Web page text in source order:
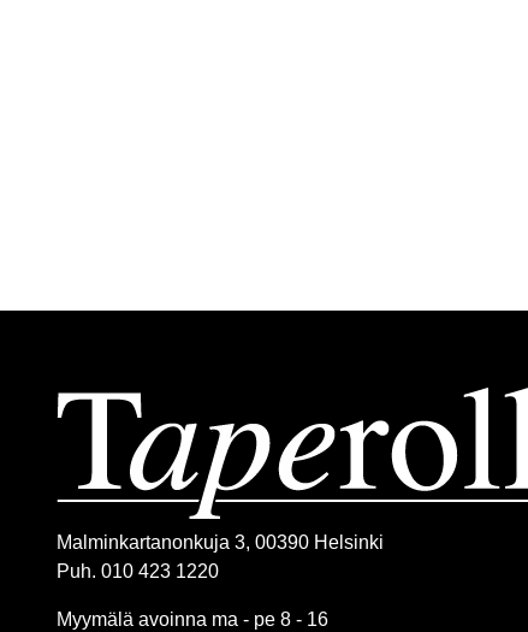
Malminkartanonkuja 3, 00390 Helsinki
Puh. 010 423 1220
Myymälä avoinna ma - pe 8 - 16